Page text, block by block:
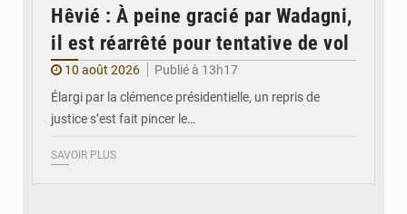
Hêvié : À peine gracié par Wadagni,
il est réarrêté pour tentative de vol
10 août 2026
Publié à 13h17
Élargi par la clémence présidentielle, un repris de
justice s’est fait pincer le…
SAVOIR PLUS